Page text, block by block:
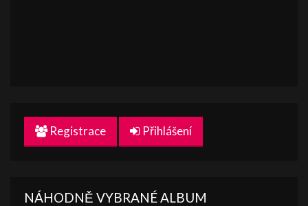
Registrace Přihlášení
NÁHODNĚ VYBRANÉ ALBUM